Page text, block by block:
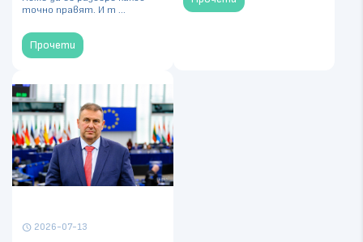
точно правят. И т ...
Прочети
schedule 2026-07-13